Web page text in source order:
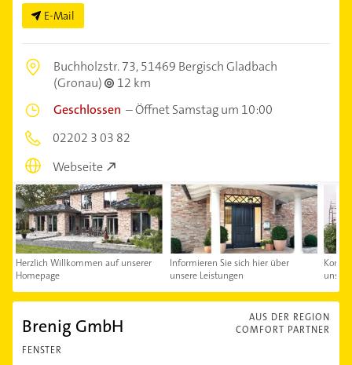
E-Mail
Buchholzstr. 73,51469 Bergisch Gladbach
(Gronau)
12 km
Geschlossen –Öffnet Samstag um 10:00
02202 3 03 82
Webseite
Herzlich Willkommen auf unserer
Homepage
Informieren Sie sich hier über
unsere Leistungen
uns
AUS DER REGION
COMFORT PARTNER
Brenig GmbH
FENSTER